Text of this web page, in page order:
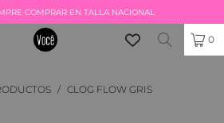
COMPRAR EN TALLA NACIONAL
0
/ CLOG FLOW GRIS